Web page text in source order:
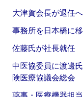
大津賀会長が退任
事務所を日本橋に
佐藤氏が社長就任
中医協委員に渡邊
険医療協議会総会